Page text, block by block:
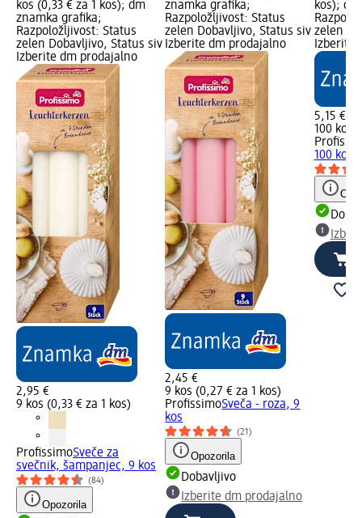
kos (0,33 € za 1 kos); dm
znamka grafika;
Razpoložljivost: Status
zelen Dobavljivo, Status siv
Izberite dm prodajalno
2,95 €
9 kos (0,33 € za 1 kos)
ProfissimoSveče za
svečnik, šampanjec, 9 kos
(84)
Opozorila
znamka grafika;
Razpoložljivost: Status
zelen Dobavljivo, Status siv
Izberite dm prodajalno
2,45 €
9 kos (0,27 € za 1 kos)
ProfissimoSveča - roza, 9
kos
(21)
Opozorila
Dobavljivo
Izberite dm prodajalno
kos);
zelen
Izberite
5,15 €
100 kos
100 kos